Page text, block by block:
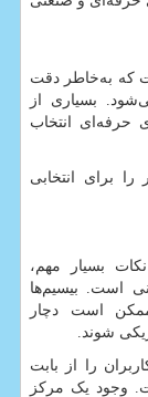
که به‌خاطر دقت
بسیاری از
حرفه‌ای انتخاب
برای انتخابی
بسیار مهم،
است. بیسیم‌ها
است دچار
شوند.
را از بابت
وجود یک مرکز